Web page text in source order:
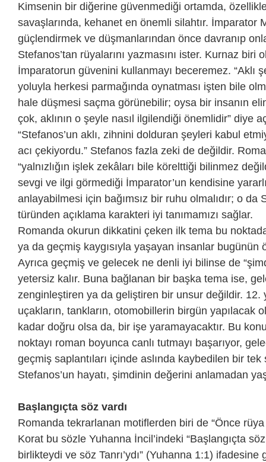
Kimsenin bir diğerine güvenmediği ortamda,
savaşlarında, kehanet en önemli silahtır. İmparator
güçlendirmek ve düşmanlarından önce davranıp
Stefanos’tan rüyalarını yazmasını ister. Kurnaz biri
İmparatorun güvenini kullanmayı beceremez. “Aklı
yoluyla herkesi parmağında oynatması işten bile
hale düşmesi saçma görünebilir; oysa bir insanın
çok, aklının o şeyle nasıl ilgilendiği önemlidir” diye
“Stefanos’un aklı, zihnini dolduran şeyleri kabul
acı çekiyordu.” Stefanos fazla zeki de değildir.
“yalnızlığın işlek zekâları bile körelttiği bilinmez
sevgi ve ilgi görmediği İmparator’un kendisine
anlayabilmesi için bağımsız bir ruhu olmalıdır; o da
türünden açıklama karakteri iyi tanımamızı sağlar.
Romanda okurun dikkatini çeken ilk tema bu
ya da geçmiş kaygısıyla yaşayan insanlar bugünün
Ayrıca geçmiş ve gelecek ne denli iyi bilinse de
yetersiz kalır. Buna bağlanan bir başka tema ise,
zenginleştiren ya da geliştiren bir unsur değildir. 12.
uçakların, tankların, otomobillerin birgün yapılacak
kadar doğru olsa da, bir işe yaramayacaktır. Bu
noktayı roman boyunca canlı tutmayı başarıyor,
geçmiş saplantıları içinde aslında kaybedilen bir
Stefanos’un hayatı, şimdinin değerini anlamadan
Başlangıçta söz vardı
Romanda tekrarlanan motiflerden biri de “Önce rüya
Korat bu sözle Yuhanna İncil’indeki “Başlangıçta söz
birlikteydi ve söz Tanrı’ydı” (Yuhanna 1:1) ifadesine